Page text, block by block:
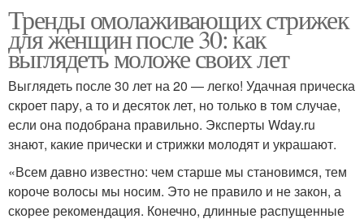
Тренды омолаживающих стрижек
для женщин после 30: как
выглядеть моложе своих лет
Выглядеть после 30 лет на 20 — легко! Удачная прическа
скроет пару, а то и десяток лет, но только в том случае,
если она подобрана правильно. Эксперты Wday.ru
знают, какие прически и стрижки молодят и украшают.
«Всем давно известно: чем старше мы становимся, тем
короче волосы мы носим. Это не правило и не закон, а
скорее рекомендация. Конечно, длинные распущенные